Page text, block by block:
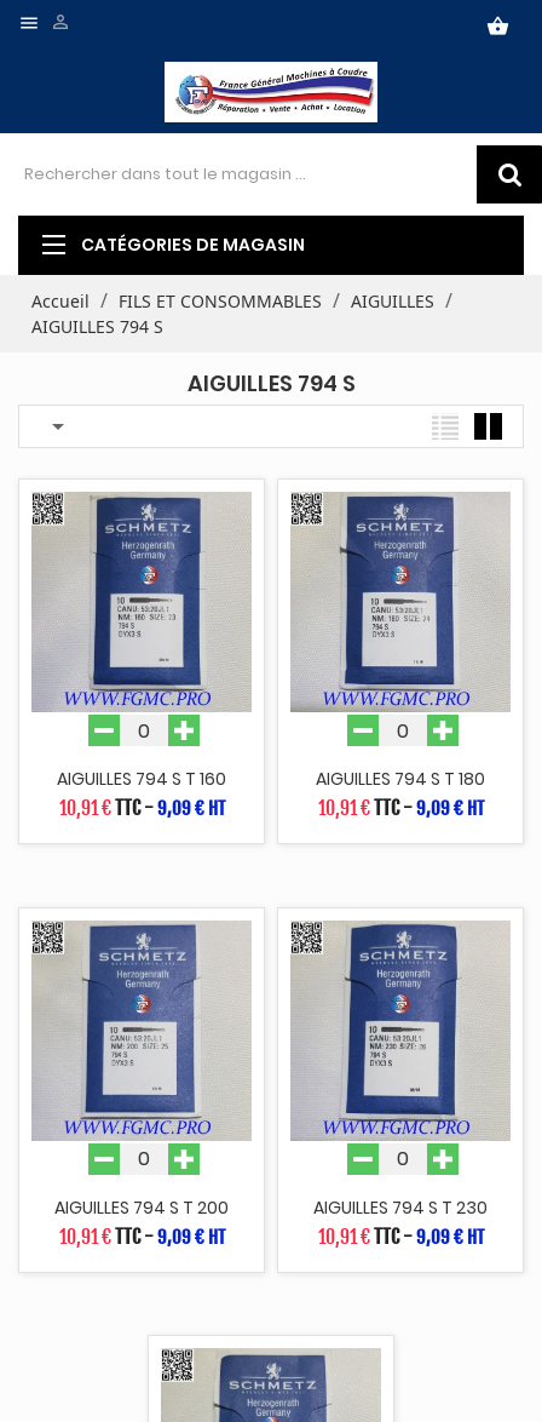
 shopping_basket

CATÉGORIES DE MAGASIN
Accueil FILS ET CONSOMMABLES
AIGUILLES
AIGUILLES 794 S
AIGUILLES 794 S

AIGUILLES 794 S T 160
10,91 €TTC-9,09 € HT
AIGUILLES 794 S T 180
10,91 €TTC-9,09 € HT
AIGUILLES 794 S T 200
10,91 €TTC-9,09 € HT
AIGUILLES 794 S T 230
10,91 €TTC-9,09 € HT